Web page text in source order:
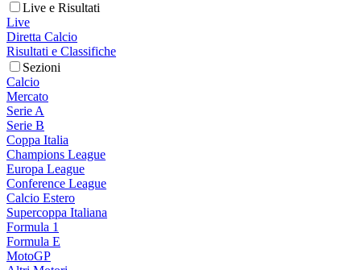
Live e Risultati
Live
Diretta Calcio
Risultati e Classifiche
Sezioni
Calcio
Mercato
Serie A
Serie B
Coppa Italia
Champions League
Europa League
Conference League
Calcio Estero
Supercoppa Italiana
Formula 1
Formula E
MotoGP